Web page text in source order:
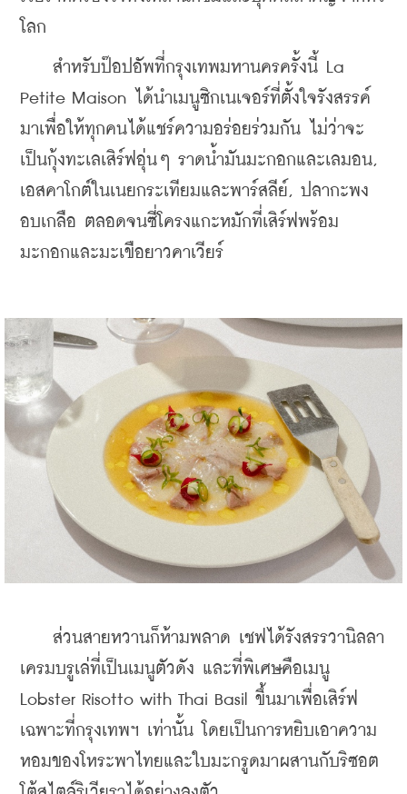
โลก
สำหรับป๊อปอัพที่กรุงเทพมหานครครั้งนี้ La
Petite Maison ได้นำเมนูซิกเนเจอร์ที่ตั้งใจรังสรรค์
มาเพื่อให้ทุกคนได้แชร์ความอร่อยร่วมกัน ไม่ว่าจะ
เป็นกุ้งทะเลเสิร์ฟอุ่นๆ ราดน้ำมันมะกอกและเลมอน,
เอสคาโกต์ในเนยกระเทียมและพาร์สลีย์, ปลากะพง
อบเกลือ ตลอดจนซี่โครงแกะหมักที่เสิร์ฟพร้อม
มะกอกและมะเขือยาวคาเวียร์
ส่วนสายหวานก็ห้ามพลาด เชฟได้รังสรรวานิลลา
เครมบรูเล่ที่เป็นเมนูตัวดัง และที่พิเศษคือเมนู
Lobster Risotto with Thai Basil ขึ้นมาเพื่อเสิร์ฟ
เฉพาะที่กรุงเทพฯ เท่านั้น โดยเป็นการหยิบเอาความ
หอมของโหระพาไทยและใบมะกรูดมาผสานกับริซอต